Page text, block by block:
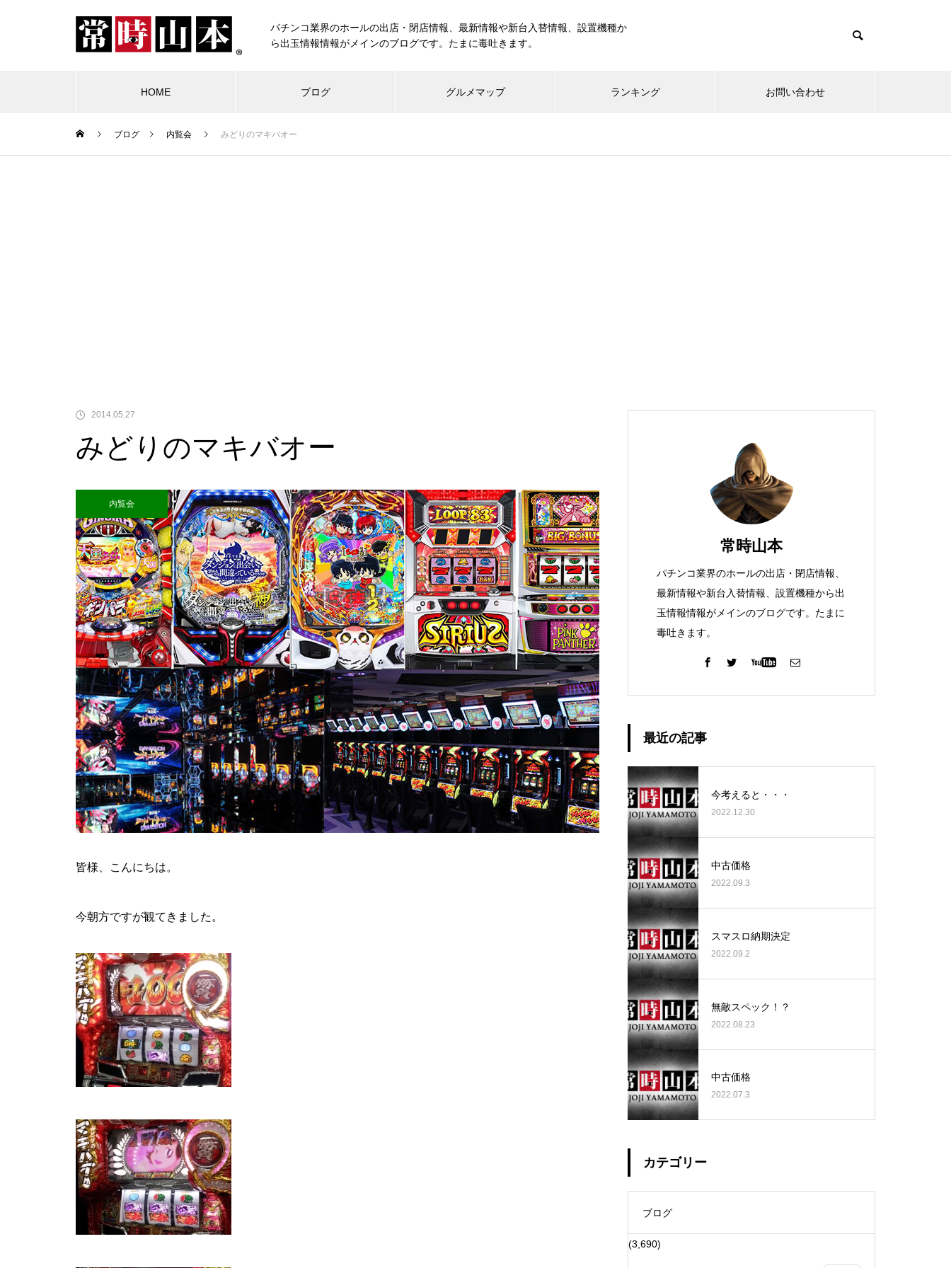
パチンコ業界のホールの出店・閉店情報、最新情報や新台入替情報、設置機種か
ら出玉情報情報がメインのブログです。たまに毒吐きます。
HOME ブログ グルメマップ ランキング お問い合わせ
ブログ 常時山本 物件視察
S新鬼武者
検定通過状況 民事再生申請 検定通過状況
ティアラ蓮田店様 東京イースト様
ビックディッパー様 パンドラ横須賀店様 ゴールデンセンター様
パンドラ横須賀店様
物件視察
ブログ 内覧会 みどりのマキバオー
2014.05.27
みどりのマキバオー
内覧会
皆様、こんにちは。
今朝方ですが観てきました。
常時山本
パチンコ業界のホールの出店・閉店情報、
最新情報や新台入替情報、設置機種から出
玉情報情報がメインのブログです。たまに
毒吐きます。
最近の記事
今考えると・・・
2022.12.30
中古価格
2022.09.3
スマスロ納期決定
2022.09.2
無敵スペック！？
2022.08.23
中古価格
2022.07.3
カテゴリー
ブログ
(3,690)